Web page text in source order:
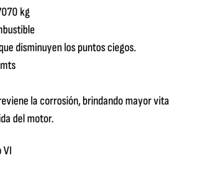
kg
disminuyen los puntos ciegos.
la corrosión, brindando mayor vita
del motor.
VI